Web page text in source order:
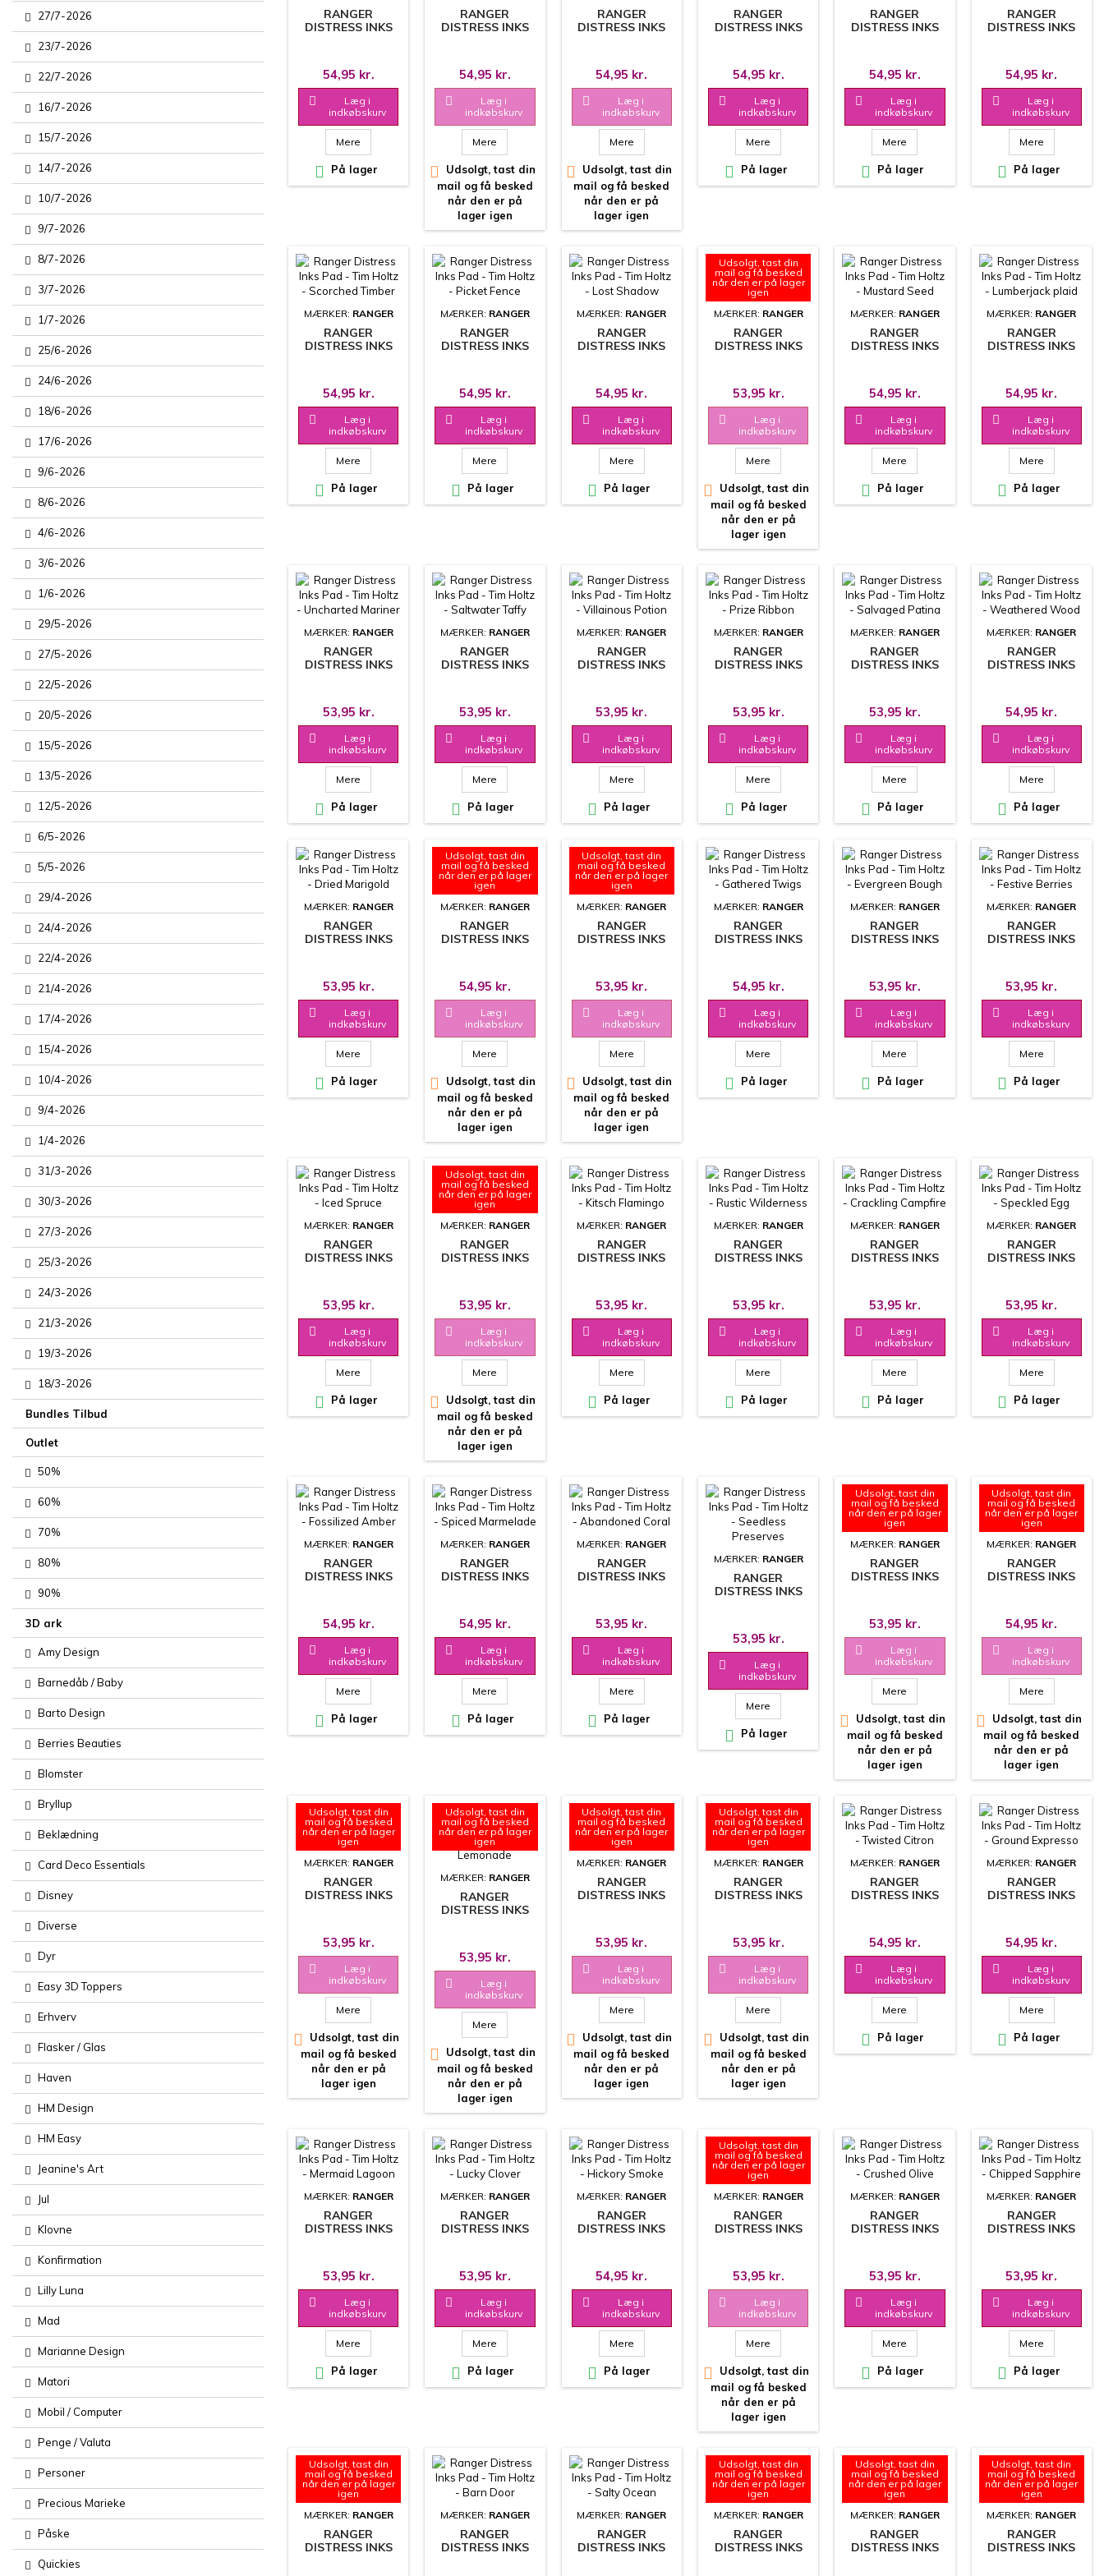
27/7-2026
23/7-2026
22/7-2026
16/7-2026
15/7-2026
14/7-2026
10/7-2026
9/7-2026
8/7-2026
3/7-2026
1/7-2026
25/6-2026
24/6-2026
18/6-2026
17/6-2026
9/6-2026
8/6-2026
4/6-2026
3/6-2026
1/6-2026
29/5-2026
27/5-2026
22/5-2026
20/5-2026
15/5-2026
13/5-2026
12/5-2026
6/5-2026
5/5-2026
29/4-2026
24/4-2026
22/4-2026
21/4-2026
17/4-2026
15/4-2026
10/4-2026
9/4-2026
1/4-2026
31/3-2026
30/3-2026
27/3-2026
25/3-2026
24/3-2026
21/3-2026
19/3-2026
18/3-2026
Bundles Tilbud
Outlet
50%
60%
70%
80%
90%
3D ark
Amy Design
Barnedåb / Baby
Barto Design
Berries Beauties
Blomster
Bryllup
Beklædning
Card Deco Essentials
Disney
Diverse
Dyr
Easy 3D Toppers
Erhverv
Flasker / Glas
Haven
HM Design
HM Easy
Jeanine's Art
Jul
Klovne
Konfirmation
Lilly Luna
Mad
Marianne Design
Matori
Mobil / Computer
Penge / Valuta
Personer
Precious Marieke
Påske
Quickies
RANGER
DISTRESS INKS
54,95 kr.

Læg i
indkøbskurv
Mere
 På lager
RANGER
DISTRESS INKS
LAVENDER
54,95 kr.

Læg i
indkøbskurv
Mere

Udsolgt, tast din
mail og få besked
når den er på
lager igen
RANGER
DISTRESS INKS
54,95 kr.

Læg i
indkøbskurv
Mere

Udsolgt, tast din
mail og få besked
når den er på
lager igen
RANGER
DISTRESS INKS
PISTACHIO
54,95 kr.

Læg i
indkøbskurv
Mere
 På lager
RANGER
DISTRESS INKS
54,95 kr.

Læg i
indkøbskurv
Mere
 På lager
RANGER
DISTRESS INKS
MAHOGANY
54,95 kr.

Læg i
indkøbskurv
Mere
 På lager
MÆRKER: RANGER
RANGER
DISTRESS INKS
TIMBER
54,95 kr.

Læg i
indkøbskurv
Mere
 På lager
MÆRKER: RANGER
RANGER
DISTRESS INKS
54,95 kr.

Læg i
indkøbskurv
Mere
 På lager
MÆRKER: RANGER
RANGER
DISTRESS INKS
54,95 kr.

Læg i
indkøbskurv
Mere
 På lager
Udsolgt, tast din
mail og få besked
når den er på lager
igen
MÆRKER: RANGER
RANGER
DISTRESS INKS
SKETCH
53,95 kr.

Læg i
indkøbskurv
Mere

Udsolgt, tast din
mail og få besked
når den er på
lager igen
MÆRKER: RANGER
RANGER
DISTRESS INKS
54,95 kr.

Læg i
indkøbskurv
Mere
 På lager
MÆRKER: RANGER
RANGER
DISTRESS INKS
PLAID
54,95 kr.

Læg i
indkøbskurv
Mere
 På lager
MÆRKER: RANGER
RANGER
DISTRESS INKS
MARINER
53,95 kr.

Læg i
indkøbskurv
Mere
 På lager
MÆRKER: RANGER
RANGER
DISTRESS INKS
TAFFY
53,95 kr.

Læg i
indkøbskurv
Mere
 På lager
MÆRKER: RANGER
RANGER
DISTRESS INKS
POTION
53,95 kr.

Læg i
indkøbskurv
Mere
 På lager
MÆRKER: RANGER
RANGER
DISTRESS INKS
53,95 kr.

Læg i
indkøbskurv
Mere
 På lager
MÆRKER: RANGER
RANGER
DISTRESS INKS
PATINA
53,95 kr.

Læg i
indkøbskurv
Mere
 På lager
MÆRKER: RANGER
RANGER
DISTRESS INKS
WOOD
54,95 kr.

Læg i
indkøbskurv
Mere
 På lager
MÆRKER: RANGER
RANGER
DISTRESS INKS
MARIGOLD
53,95 kr.

Læg i
indkøbskurv
Mere
 På lager
Udsolgt, tast din
mail og få besked
når den er på lager
igen
MÆRKER: RANGER
RANGER
DISTRESS INKS
54,95 kr.

Læg i
indkøbskurv
Mere

Udsolgt, tast din
mail og få besked
når den er på
lager igen
Udsolgt, tast din
mail og få besked
når den er på lager
igen
MÆRKER: RANGER
RANGER
DISTRESS INKS
53,95 kr.

Læg i
indkøbskurv
Mere

Udsolgt, tast din
mail og få besked
når den er på
lager igen
MÆRKER: RANGER
RANGER
DISTRESS INKS
TWIGS
54,95 kr.

Læg i
indkøbskurv
Mere
 På lager
MÆRKER: RANGER
RANGER
DISTRESS INKS
BOUGH
53,95 kr.

Læg i
indkøbskurv
Mere
 På lager
MÆRKER: RANGER
RANGER
DISTRESS INKS
BERRIES
53,95 kr.

Læg i
indkøbskurv
Mere
 På lager
MÆRKER: RANGER
RANGER
DISTRESS INKS
53,95 kr.

Læg i
indkøbskurv
Mere
 På lager
Udsolgt, tast din
mail og få besked
når den er på lager
igen
MÆRKER: RANGER
RANGER
DISTRESS INKS
PUMPKIN
53,95 kr.

Læg i
indkøbskurv
Mere

Udsolgt, tast din
mail og få besked
når den er på
lager igen
MÆRKER: RANGER
RANGER
DISTRESS INKS
FLAMINGO
53,95 kr.

Læg i
indkøbskurv
Mere
 På lager
MÆRKER: RANGER
RANGER
DISTRESS INKS
WILDERNESS
53,95 kr.

Læg i
indkøbskurv
Mere
 På lager
MÆRKER: RANGER
RANGER
DISTRESS INKS
CAMPFIRE
53,95 kr.

Læg i
indkøbskurv
Mere
 På lager
MÆRKER: RANGER
RANGER
DISTRESS INKS
53,95 kr.

Læg i
indkøbskurv
Mere
 På lager
MÆRKER: RANGER
RANGER
DISTRESS INKS
AMBER
54,95 kr.

Læg i
indkøbskurv
Mere
 På lager
MÆRKER: RANGER
RANGER
DISTRESS INKS
MARMELADE
54,95 kr.

Læg i
indkøbskurv
Mere
 På lager
MÆRKER: RANGER
RANGER
DISTRESS INKS
CORAL
53,95 kr.

Læg i
indkøbskurv
Mere
 På lager
MÆRKER: RANGER
RANGER
DISTRESS INKS
PRESERVES
53,95 kr.

Læg i
indkøbskurv
Mere
 På lager
Udsolgt, tast din
mail og få besked
når den er på lager
igen
MÆRKER: RANGER
RANGER
DISTRESS INKS
SHUTTERS
53,95 kr.

Læg i
indkøbskurv
Mere

Udsolgt, tast din
mail og få besked
når den er på
lager igen
Udsolgt, tast din
mail og få besked
når den er på lager
igen
MÆRKER: RANGER
RANGER
DISTRESS INKS
54,95 kr.

Læg i
indkøbskurv
Mere

Udsolgt, tast din
mail og få besked
når den er på
lager igen
Udsolgt, tast din
mail og få besked
når den er på lager
igen
MÆRKER: RANGER
RANGER
DISTRESS INKS
PERSIMMON
53,95 kr.

Læg i
indkøbskurv
Mere

Udsolgt, tast din
mail og få besked
når den er på
lager igen
Udsolgt, tast din
mail og få besked
når den er på lager
igen
MÆRKER: RANGER
RANGER
DISTRESS INKS
LEMONADE
53,95 kr.

Læg i
indkøbskurv
Mere

Udsolgt, tast din
mail og få besked
når den er på
lager igen
Udsolgt, tast din
mail og få besked
når den er på lager
igen
MÆRKER: RANGER
RANGER
DISTRESS INKS
FEATHERS
53,95 kr.

Læg i
indkøbskurv
Mere

Udsolgt, tast din
mail og få besked
når den er på
lager igen
Udsolgt, tast din
mail og få besked
når den er på lager
igen
MÆRKER: RANGER
RANGER
DISTRESS INKS
53,95 kr.

Læg i
indkøbskurv
Mere

Udsolgt, tast din
mail og få besked
når den er på
lager igen
MÆRKER: RANGER
RANGER
DISTRESS INKS
CITRON
54,95 kr.

Læg i
indkøbskurv
Mere
 På lager
MÆRKER: RANGER
RANGER
DISTRESS INKS
EXPRESSO
54,95 kr.

Læg i
indkøbskurv
Mere
 På lager
MÆRKER: RANGER
RANGER
DISTRESS INKS
LAGOON
53,95 kr.

Læg i
indkøbskurv
Mere
 På lager
MÆRKER: RANGER
RANGER
DISTRESS INKS
53,95 kr.

Læg i
indkøbskurv
Mere
 På lager
MÆRKER: RANGER
RANGER
DISTRESS INKS
54,95 kr.

Læg i
indkøbskurv
Mere
 På lager
Udsolgt, tast din
mail og få besked
når den er på lager
igen
MÆRKER: RANGER
RANGER
DISTRESS INKS
53,95 kr.

Læg i
indkøbskurv
Mere

Udsolgt, tast din
mail og få besked
når den er på
lager igen
MÆRKER: RANGER
RANGER
DISTRESS INKS
53,95 kr.

Læg i
indkøbskurv
Mere
 På lager
MÆRKER: RANGER
RANGER
DISTRESS INKS
SAPPHIRE
53,95 kr.

Læg i
indkøbskurv
Mere
 På lager
Udsolgt, tast din
mail og få besked
når den er på lager
igen
MÆRKER: RANGER
RANGER
DISTRESS INKS
MÆRKER: RANGER
RANGER
DISTRESS INKS
MÆRKER: RANGER
RANGER
DISTRESS INKS
Udsolgt, tast din
mail og få besked
når den er på lager
igen
MÆRKER: RANGER
RANGER
DISTRESS INKS
Udsolgt, tast din
mail og få besked
når den er på lager
igen
MÆRKER: RANGER
RANGER
DISTRESS INKS
Udsolgt, tast din
mail og få besked
når den er på lager
igen
MÆRKER: RANGER
RANGER
DISTRESS INKS